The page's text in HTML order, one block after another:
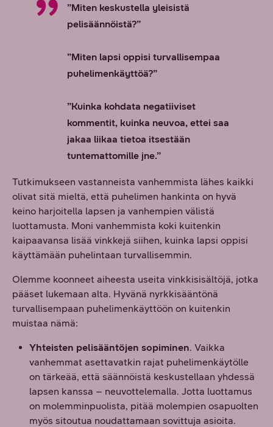
”Miten keskustella yleisistä
pelisäännöistä?”
”Miten lapsi oppisi turvallisempaa
puhelimenkäyttöä?”
”Kuinka kohdata negatiiviset
kommentit, kuinka neuvoa, ettei saa
jakaa liikaa tietoa itsestään
tuntemattomille jne.”
Tutkimukseen vastanneista vanhemmista lähes kaikki
olivat sitä mieltä, että puhelimen hankinta on hyvä
keino harjoitella lapsen ja vanhempien välistä
luottamusta. Moni vanhemmista koki kuitenkin
kaipaavansa lisää vinkkejä siihen, kuinka lapsi oppisi
käyttämään puhelintaan turvallisemmin.
Olemme koonneet aiheesta useita vinkkisisältöjä, jotka
pääset lukemaan alta. Hyvänä nyrkkisääntönä
turvallisempaan puhelimenkäyttöön on kuitenkin
muistaa nämä:
Yhteisten pelisääntöjen sopiminen. Vaikka
vanhemmat asettavatkin rajat puhelimenkäytölle
on tärkeää, että säännöistä keskustellaan yhdessä
lapsen kanssa – neuvottelemalla. Jotta luottamus
on molemminpuolista, pitää molempien osapuolten
myös sitoutua noudattamaan sovittuja asioita.